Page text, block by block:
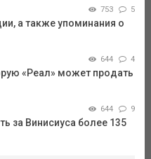
753 5
а также упоминания о
644 4
«Реал» может продать
644 9
за Винисиуса более 135